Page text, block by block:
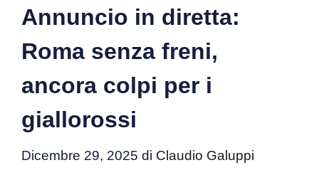
Annuncio in diretta:
Roma senza freni,
ancora colpi per i
giallorossi
Dicembre 29, 2025 di Claudio Galuppi